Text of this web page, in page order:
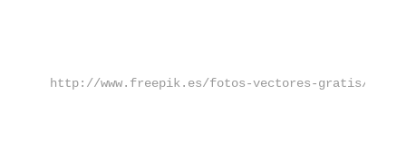
http://www.freepik.es/fotos-vectores-gratis/